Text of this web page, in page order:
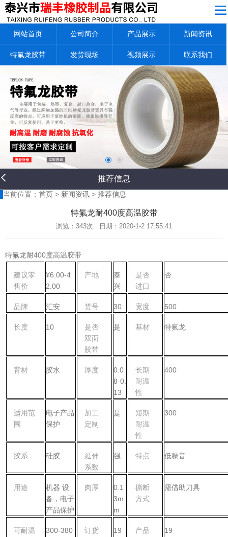
网站导航
公司简介
产品展示
特氟龙胶带
发货现场
视频展示
联系我们
返回首页
网站首页 公司简介 产品展示 新闻资讯
特氟龙胶带 发货现场 视频展示 联系我们
推荐信息
当前位置： 首页 > 新闻资讯 > 推荐信息
特氟龙耐400度高温胶带
浏览： 343次 日期：2020-1-2 17:55:41
特氟龙耐400度高温胶带
建议零
售价
¥6.00-4
2.00
产地
泰
兴
是否
进口
否
品牌 汇安 货号 30 宽度 500
长度 10
是否
双面
胶带
是 基材 特氟龙
背材 胶水 厚度
0.0
8-0.
13
长期
耐温
性
400
适用范
围
电子产品
保护
加工
定制
是
短期
耐温
性
300
胶系 硅胶
延伸
系数
强 特点 低噪音
用途
机器 设
备，电子
产品保护
肉厚
0.1
3m
m
撕断
方式
需借助刀具
可耐温
300-380
订货
19
产品
19